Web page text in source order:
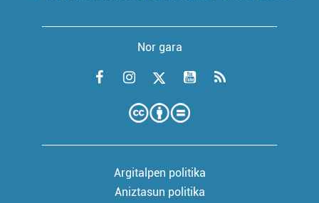
Nor gara
Argitalpen politika
Aniztasun politika